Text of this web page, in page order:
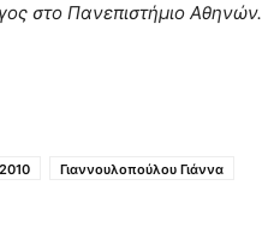
στο Πανεπιστήμιο Αθηνών.
Γιαννουλοπούλου Γιάννα